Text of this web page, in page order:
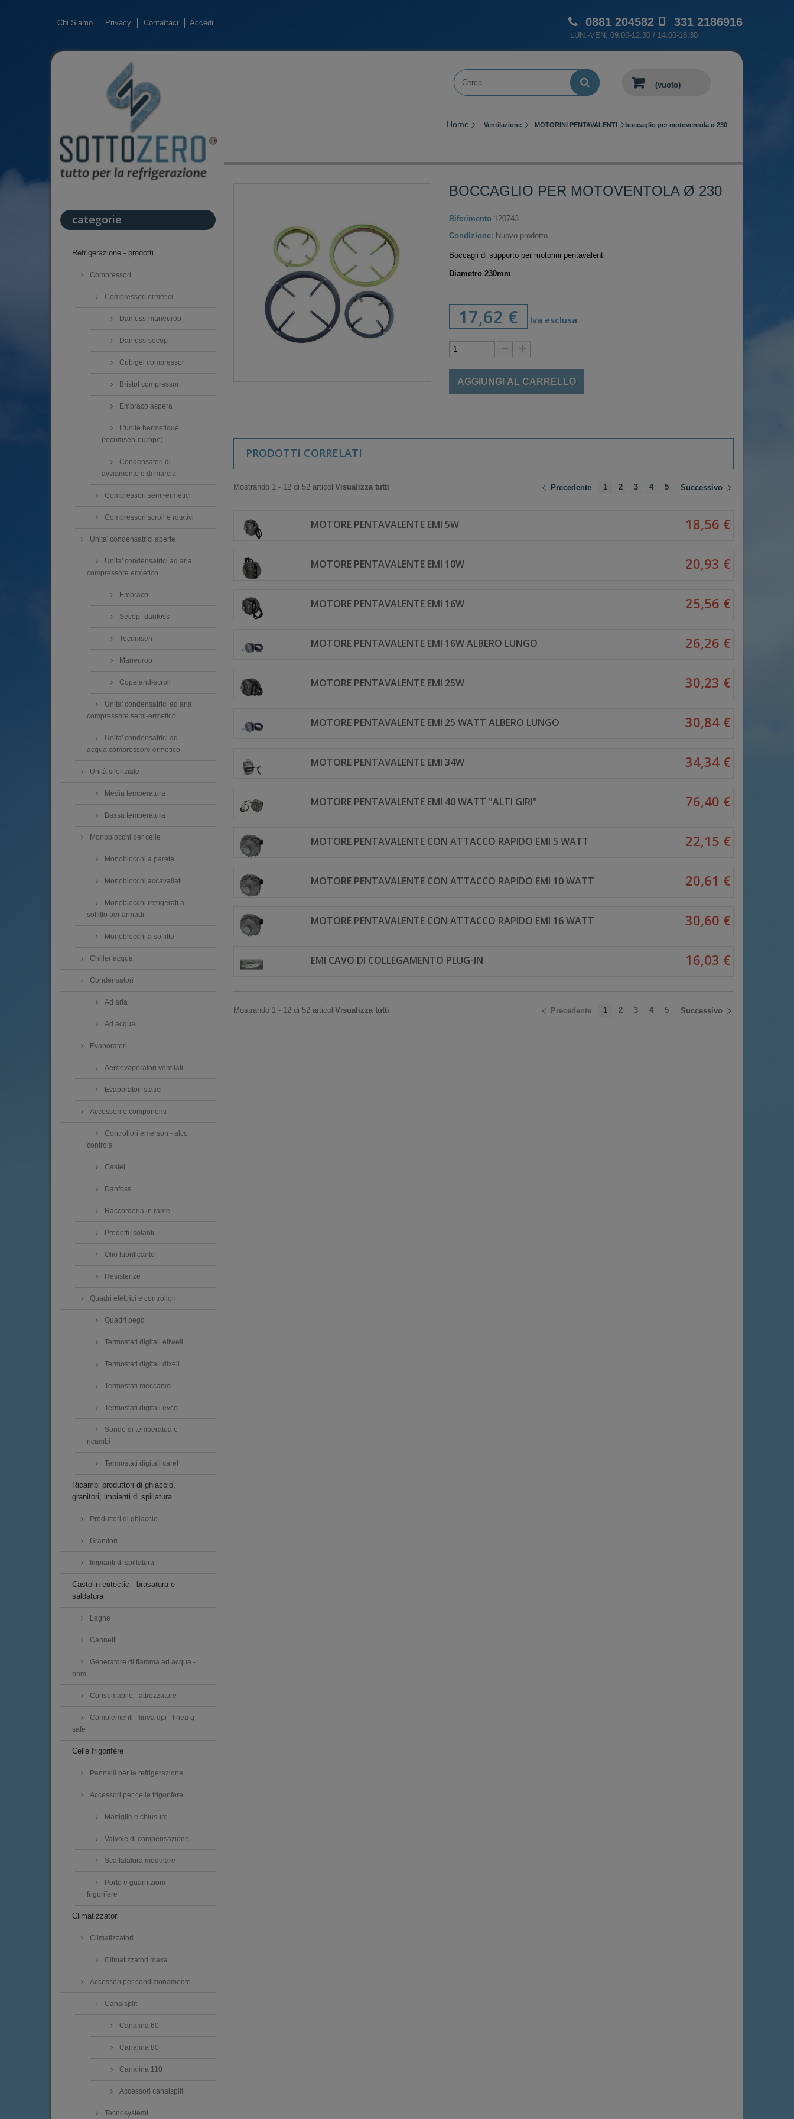
Chi Siamo Privacy Contattaci 0881 204582 331 2186916
LUN.-VEN. 09.00-12.30 / 14.00-18.30
Accedi
categorie
Refrigerazione - prodotti
Compressori
Compressori ermetici
Danfoss-maneurop
Danfoss-secop
Cubigel compressor
Bristol compressor
Embraco aspera
L'unite hermetique
(tecumseh-europe)
Condensatori di
avviamento e di marcia
Compressori semi-ermetici
Compressori scroll e rotativi
Unita' condensatrici aperte
Unita' condensatrici ad aria
compressore ermetico
Embraco
Secop -danfoss
Tecumseh
Maneurop
Copeland-scroll
Unita' condensatrici ad aria
compressore semi-ermetico
Unita' condensatrici ad
acqua compressore ermetico
Unità silenziate
Media temperatura
Bassa temperatura
Monoblocchi per celle
Monoblocchi a parete
Monoblocchi accavallati
Monoblocchi refrigerati a
soffitto per armadi
Monoblocchi a soffitto
Chiller acqua
Condensatori
Ad aria
Ad acqua
Evaporatori
Aeroevaporatori ventilati
Evaporatori statici
Accessori e componenti
Controllori emerson - alco
controls
Castel
Danfoss
Raccorderia in rame
Prodotti isolanti
Olio lubrificante
Resistenze
Quadri elettrici e controllori
Quadri pego
Termostati digitali eliwell
Termostati digitali dixell
Termostati meccanici
Termostati digitali evco
Sonde di temperatua e
ricambi
Termostati digitali carel
Ricambi produttori di ghiaccio,
granitori, impianti di spillatura
Produttori di ghiaccio
Granitori
Impianti di spillatura
Castolin eutectic - brasatura e
saldatura
Leghe
Cannelli
Generatore di fiamma ad acqua -
ohm
Consumabile - attrezzature
Complementi - linea dpi - linea g-
safe
Celle frigorifere
Pannelli per la refrigerazione
Accessori per celle frigorifere
Maniglie e chiusure
Valvole di compensazione
Scaffalatura modulare
Porte e guarnizioni
frigorifere
Climatizzatori
Climatizzatori
Climatizzatori maxa
Accessori per condizionamento
Canalsplit
Canalina 60
Canalina 80
Canalina 110
Accessori canalsplit
Tecnosystemi
(vuoto)
Home Ventilazione MOTORINI PENTAVALENTI boccaglio per motoventola ø 230
BOCCAGLIO PER MOTOVENTOLA Ø 230
Riferimento 120743
Condizione: Nuovo prodotto
Boccagli di supporto per motorini pentavalenti
Diametro 230mm
17,62 € Iva esclusa
AGGIUNGI AL CARRELLO
PRODOTTI CORRELATI
Precedente 1 2 3 4 5 Successivo
Mostrando 1 - 12 di 52 articoliVisualizza tutti
MOTORE PENTAVALENTE EMI 5W 18,56 €
MOTORE PENTAVALENTE EMI 10W 20,93 €
MOTORE PENTAVALENTE EMI 16W 25,56 €
MOTORE PENTAVALENTE EMI 16W ALBERO LUNGO 26,26 €
MOTORE PENTAVALENTE EMI 25W 30,23 €
MOTORE PENTAVALENTE EMI 25 WATT ALBERO LUNGO 30,84 €
MOTORE PENTAVALENTE EMI 34W 34,34 €
MOTORE PENTAVALENTE EMI 40 WATT "ALTI GIRI" 76,40 €
MOTORE PENTAVALENTE CON ATTACCO RAPIDO EMI 5 WATT 22,15 €
MOTORE PENTAVALENTE CON ATTACCO RAPIDO EMI 10 WATT 20,61 €
MOTORE PENTAVALENTE CON ATTACCO RAPIDO EMI 16 WATT 30,60 €
EMI CAVO DI COLLEGAMENTO PLUG-IN 16,03 €
Precedente 1 2 3 4 5 Successivo
Mostrando 1 - 12 di 52 articoliVisualizza tutti